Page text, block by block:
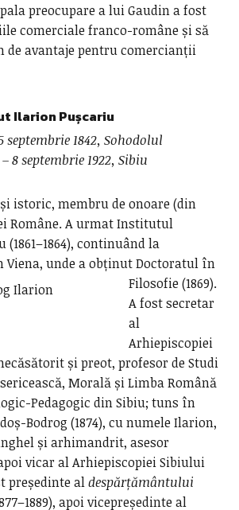
preocupare a lui Gaudin a fost
comerciale franco-române și să
de avantaje pentru comercianții
Ilarion Pușcariu
1842, Sohodolul
8 septembrie 1922, Sibiu
istoric, membru de onoare (din
Române. A urmat Institutul
(1861–1864), continuând la
Viena, unde a obținut Doctoratul în
Filosofie (1869).
A fost secretar
al
Arhiepiscopiei
și preot, profesor de Studi
Morală și Limba Română
Pedagogic din Sibiu; tuns în
Bodrog (1874), cu numele Ilarion,
și arhimandrit, asesor
vicar al Arhiepiscopiei Sibiului
președinte aldespărțământului
apoi vicepreședinte al